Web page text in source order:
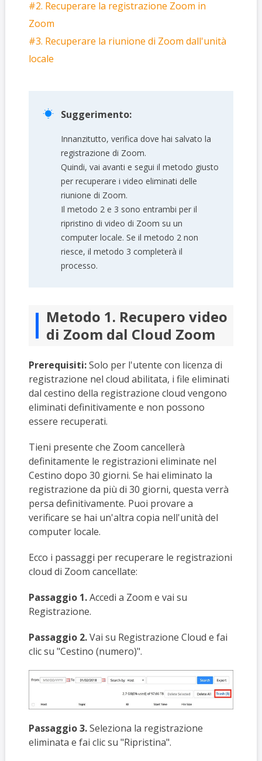
#2. Recuperare la registrazione Zoom in
Zoom
#3. Recuperare la riunione di Zoom dall'unità
locale
 Suggerimento:
Innanzitutto, verifica dove hai salvato la
registrazione di Zoom.
Quindi, vai avanti e segui il metodo giusto
per recuperare i video eliminati delle
riunione di Zoom.
Il metodo 2 e 3 sono entrambi per il
ripristino di video di Zoom su un
computer locale. Se il metodo 2 non
riesce, il metodo 3 completerà il
processo.
Metodo 1. Recupero video
di Zoom dal Cloud Zoom
Prerequisiti:Solo per l'utente con licenza di
registrazione nel cloud abilitata, i file eliminati
dal cestino della registrazione cloud vengono
eliminati definitivamente e non possono
essere recuperati.
Tieni presente che Zoom cancellerà
definitamente le registrazioni eliminate nel
Cestino dopo 30 giorni. Se hai eliminato la
registrazione da più di 30 giorni, questa verrà
persa definitivamente. Puoi provare a
verificare se hai un'altra copia nell'unità del
computer locale.
Ecco i passaggi per recuperare le registrazioni
cloud di Zoom cancellate:
Passaggio 1.Accedi a Zoom e vai su
Registrazione.
Passaggio 2.Vai su Registrazione Cloud e fai
clic su "Cestino (numero)".
Passaggio 3.Seleziona la registrazione
eliminata e fai clic su "Ripristina".